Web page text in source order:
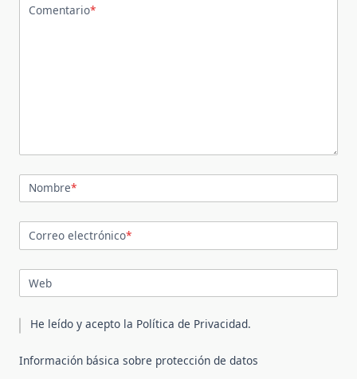
Comentario*
Nombre*
Correo electrónico*
Web
He leído y acepto la Política de Privacidad.
Información básica sobre protección de datos